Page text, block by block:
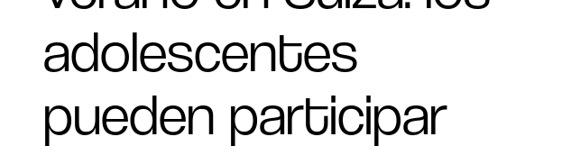
adolescentes
pueden participar